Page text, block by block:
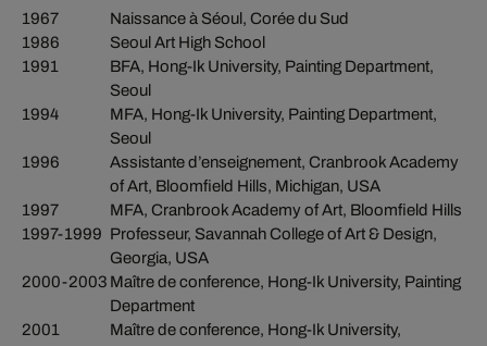
1967
Naissance à Séoul, Corée du Sud
1986
Seoul Art High School
1991
BFA, Hong-Ik University, Painting Department,
Seoul
1994
MFA, Hong-Ik University, Painting Department,
Seoul
1996
Assistante d’enseignement, Cranbrook Academy
of Art, Bloomfield Hills, Michigan, USA
1997
MFA, Cranbrook Academy of Art, Bloomfield Hills
1997-1999 Professeur, Savannah College of Art & Design,
Georgia, USA
2000-2003 Maître de conference, Hong-Ik University, Painting
Department
2001
Maître de conference, Hong-Ik University,